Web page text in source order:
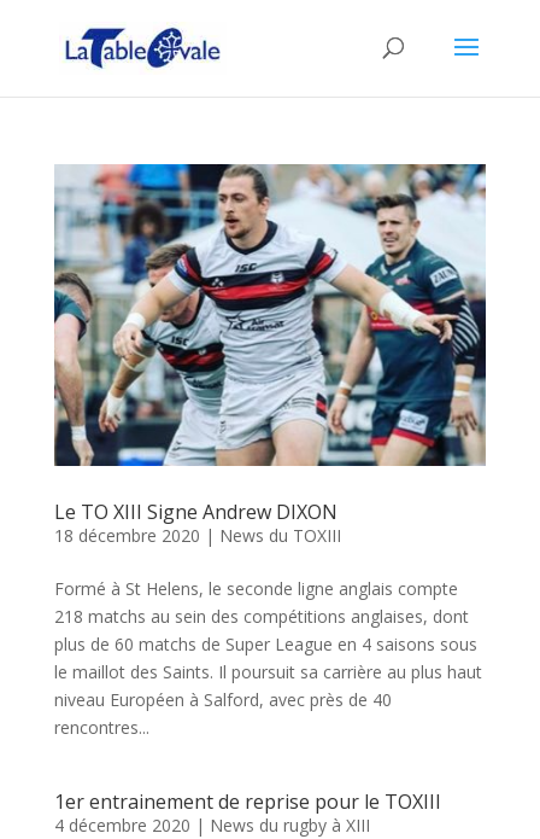
Le TO XIII Signe Andrew DIXON
18 décembre 2020 | News du TOXIII
Formé à St Helens, le seconde ligne anglais compte
218 matchs au sein des compétitions anglaises, dont
plus de 60 matchs de Super League en 4 saisons sous
le maillot des Saints. Il poursuit sa carrière au plus haut
niveau Européen à Salford, avec près de 40
rencontres...
1er entrainement de reprise pour le TOXIII
4 décembre 2020 | News du rugby à XIII